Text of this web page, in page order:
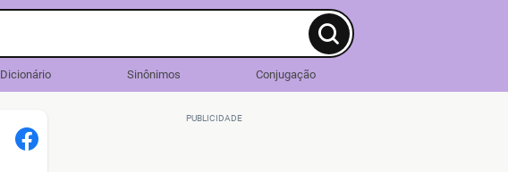
Dicionário Sinônimos Conjugação